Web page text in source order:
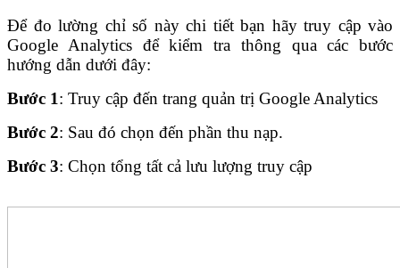
Để đo lường chỉ số này chi tiết bạn hãy truy cập vào
Google Analytics để kiểm tra thông qua các bước
hướng dẫn dưới đây:
Bước 1: Truy cập đến trang quản trị Google Analytics
Bước 2: Sau đó chọn đến phần thu nạp.
Bước 3: Chọn tổng tất cả lưu lượng truy cập